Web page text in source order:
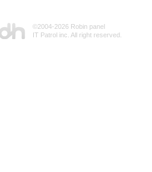
©2004-2026 Robin panel
IT Patrol inc. All right reserved.